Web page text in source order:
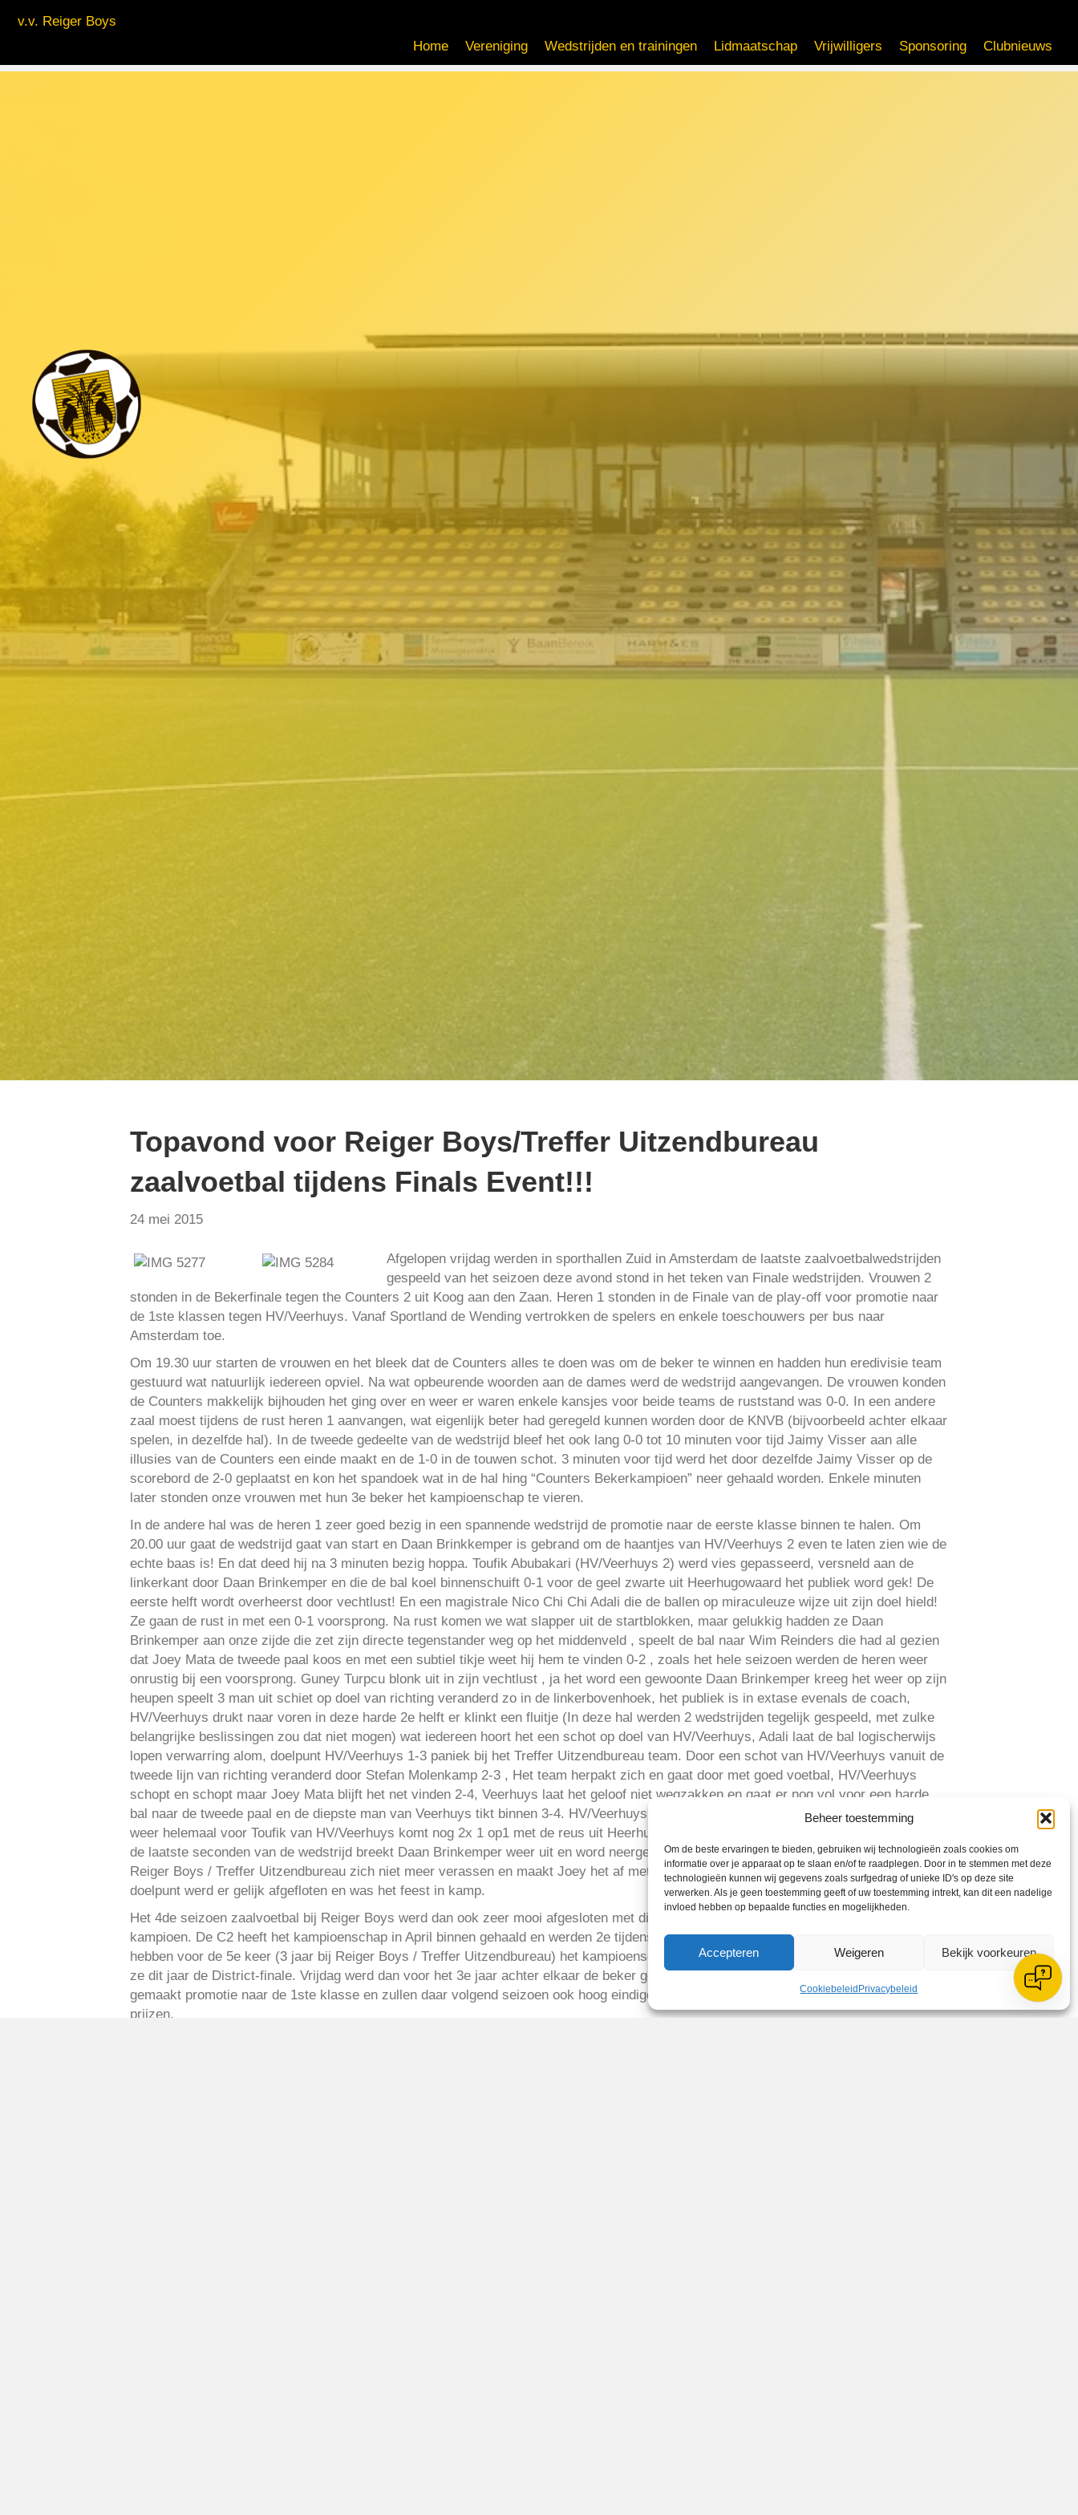
Beheer toestemming
Om de beste ervaringen te bieden, gebruiken wij technologieën zoals cookies om
informatie over je apparaat op te slaan en/of te raadplegen. Door in te stemmen met deze
technologieën kunnen wij gegevens zoals surfgedrag of unieke ID's op deze site
verwerken. Als je geen toestemming geeft of uw toestemming intrekt, kan dit een nadelige
invloed hebben op bepaalde functies en mogelijkheden.
Accepteren Weigeren Bekijk voorkeuren
Cookiebeleid Privacybeleid
v.v. Reiger Boys
Home
Vereniging Wedstrijden en trainingen Lidmaatschap Vrijwilligers Sponsoring Clubnieuws
Topavond voor Reiger Boys/Treffer Uitzendbureau
zaalvoetbal tijdens Finals Event!!!
24 mei 2015
Afgelopen vrijdag werden in sporthallen Zuid in Amsterdam de laatste zaalvoetbalwedstrijden
gespeeld van het seizoen deze avond stond in het teken van Finale wedstrijden. Vrouwen 2
stonden in de Bekerfinale tegen the Counters 2 uit Koog aan den Zaan. Heren 1 stonden in de Finale van de play-off voor promotie naar
de 1ste klassen tegen HV/Veerhuys. Vanaf Sportland de Wending vertrokken de spelers en enkele toeschouwers per bus naar
Amsterdam toe.
Om 19.30 uur starten de vrouwen en het bleek dat de Counters alles te doen was om de beker te winnen en hadden hun eredivisie team
gestuurd wat natuurlijk iedereen opviel. Na wat opbeurende woorden aan de dames werd de wedstrijd aangevangen. De vrouwen konden
de Counters makkelijk bijhouden het ging over en weer er waren enkele kansjes voor beide teams de ruststand was 0-0. In een andere
zaal moest tijdens de rust heren 1 aanvangen, wat eigenlijk beter had geregeld kunnen worden door de KNVB (bijvoorbeeld achter elkaar
spelen, in dezelfde hal). In de tweede gedeelte van de wedstrijd bleef het ook lang 0-0 tot 10 minuten voor tijd Jaimy Visser aan alle
illusies van de Counters een einde maakt en de 1-0 in de touwen schot. 3 minuten voor tijd werd het door dezelfde Jaimy Visser op de
scorebord de 2-0 geplaatst en kon het spandoek wat in de hal hing “Counters Bekerkampioen” neer gehaald worden. Enkele minuten
later stonden onze vrouwen met hun 3e beker het kampioenschap te vieren.
In de andere hal was de heren 1 zeer goed bezig in een spannende wedstrijd de promotie naar de eerste klasse binnen te halen. Om
20.00 uur gaat de wedstrijd gaat van start en Daan Brinkkemper is gebrand om de haantjes van HV/Veerhuys 2 even te laten zien wie de
echte baas is! En dat deed hij na 3 minuten bezig hoppa. Toufik Abubakari (HV/Veerhuys 2) werd vies gepasseerd, versneld aan de
linkerkant door Daan Brinkemper en die de bal koel binnenschuift 0-1 voor de geel zwarte uit Heerhugowaard het publiek word gek! De
eerste helft wordt overheerst door vechtlust! En een magistrale Nico Chi Chi Adali die de ballen op miraculeuze wijze uit zijn doel hield!
Ze gaan de rust in met een 0-1 voorsprong. Na rust komen we wat slapper uit de startblokken, maar gelukkig hadden ze Daan
Brinkemper aan onze zijde die zet zijn directe tegenstander weg op het middenveld , speelt de bal naar Wim Reinders die had al gezien
dat Joey Mata de tweede paal koos en met een subtiel tikje weet hij hem te vinden 0-2 , zoals het hele seizoen werden de heren weer
onrustig bij een voorsprong. Guney Turpcu blonk uit in zijn vechtlust , ja het word een gewoonte Daan Brinkemper kreeg het weer op zijn
heupen speelt 3 man uit schiet op doel van richting veranderd zo in de linkerbovenhoek, het publiek is in extase evenals de coach,
HV/Veerhuys drukt naar voren in deze harde 2e helft er klinkt een fluitje (In deze hal werden 2 wedstrijden tegelijk gespeeld, met zulke
belangrijke beslissingen zou dat niet mogen) wat iedereen hoort het een schot op doel van HV/Veerhuys, Adali laat de bal logischerwijs
lopen verwarring alom, doelpunt HV/Veerhuys 1-3 paniek bij het Treffer Uitzendbureau team. Door een schot van HV/Veerhuys vanuit de
tweede lijn van richting veranderd door Stefan Molenkamp 2-3 , Het team herpakt zich en gaat door met goed voetbal, HV/Veerhuys
schopt en schopt maar Joey Mata blijft het net vinden 2-4, Veerhuys laat het geloof niet wegzakken en gaat er nog vol voor een harde
bal naar de tweede paal en de diepste man van Veerhuys tikt binnen 3-4. HV/Veerhuys heeft het geloof weer helemaal terug, ze gaan er
weer helemaal voor Toufik van HV/Veerhuys komt nog 2x 1 op1 met de reus uit Heerhugowaard maar die liet zich niet meer passeren. In
de laatste seconden van de wedstrijd breekt Daan Brinkemper weer uit en word neergelegd. Geel voor HV/Veerhuys, tegen drie man laat
Reiger Boys / Treffer Uitzendbureau zich niet meer verassen en maakt Joey het af met een goede intikker eindstand 3-5. Na het
doelpunt werd er gelijk afgefloten en was het feest in kamp.
Het 4de seizoen zaalvoetbal bij Reiger Boys werd dan ook zeer mooi afgesloten met diverse winnaars. In december werd de A1
kampioen. De C2 heeft het kampioenschap in April binnen gehaald en werden 2e tijdens de District-kampioenschap West 1. Vrouwen 2
hebben voor de 5e keer (3 jaar bij Reiger Boys / Treffer Uitzendbureau) het kampioenschap in de hoofdklasse behaald. Helaas verloren
ze dit jaar de District-finale. Vrijdag werd dan voor het 3e jaar achter elkaar de beker gewonnen. Heren 1 hebben hun woorden waar
gemaakt promotie naar de 1ste klasse en zullen daar volgend seizoen ook hoog eindigen. Iedereen proficiat met het behalen van de
prijzen.